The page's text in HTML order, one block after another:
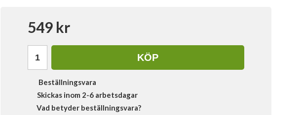
549 kr
KÖP
Beställningsvara
Skickas inom 2-6 arbetsdagar
Vad betyder beställningsvara?